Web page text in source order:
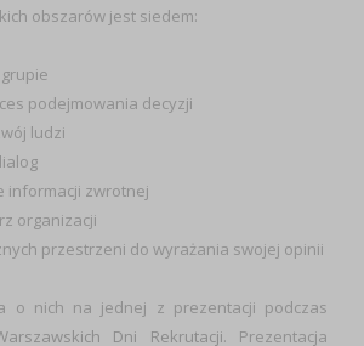
obszarów jest siedem:
podejmowania decyzji
ludzi
informacji zwrotnej
organizacji
przestrzeni do wyrażania swojej opinii
o nich na jednej z prezentacji podczas
Dni Rekrutacji. Prezentacja